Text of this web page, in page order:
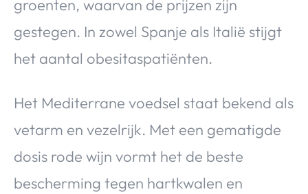
groenten, waarvan de prijzen zijn
gestegen. In zowel Spanje als Italië stijgt
het aantal obesitaspatiënten.
Het Mediterrane voedsel staat bekend als
vetarm en vezelrijk. Met een gematigde
dosis rode wijn vormt het de beste
bescherming tegen hartkwalen en